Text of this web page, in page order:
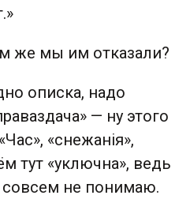
же мы им отказали?
описка, надо
— ну этого
«снежанія»,
тут «уключна», ведь
совсем не понимаю.